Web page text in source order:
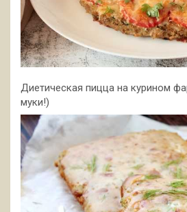
Диетическая пицца на курином
муки!)